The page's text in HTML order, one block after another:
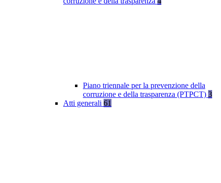
Piano triennale per la prevenzione della
corruzione e della trasparenza (PTPCT) 3
Atti generali 61